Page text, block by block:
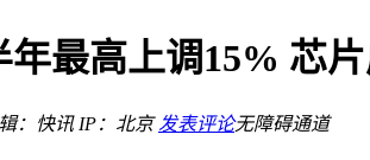
著提升
上星平台
最高上调15% 芯
：快讯 IP：北京 发表评论无障碍通道